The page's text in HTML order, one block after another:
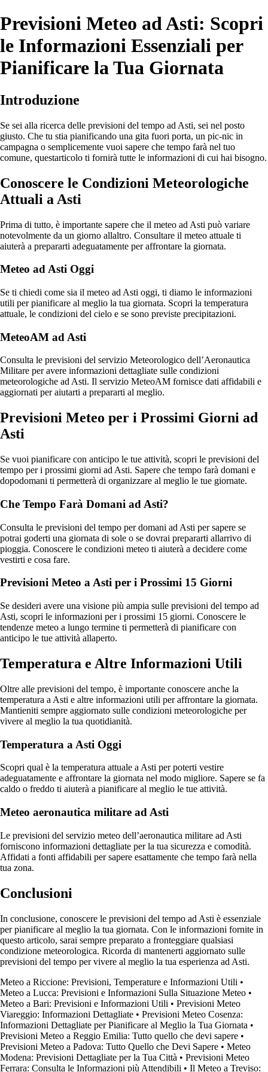
Previsioni Meteo ad Asti: Scopri
le Informazioni Essenziali per
Pianificare la Tua Giornata
Introduzione
Se sei alla ricerca delle previsioni del tempo ad Asti, sei nel posto
giusto. Che tu stia pianificando una gita fuori porta, un pic-nic in
campagna o semplicemente vuoi sapere che tempo farà nel tuo
comune, questarticolo ti fornirà tutte le informazioni di cui hai bisogno.
Conoscere le Condizioni Meteorologiche
Attuali a Asti
Prima di tutto, è importante sapere che il meteo ad Asti può variare
notevolmente da un giorno allaltro. Consultare il meteo attuale ti
aiuterà a prepararti adeguatamente per affrontare la giornata.
Meteo ad Asti Oggi
Se ti chiedi come sia il meteo ad Asti oggi, ti diamo le informazioni
utili per pianificare al meglio la tua giornata. Scopri la temperatura
attuale, le condizioni del cielo e se sono previste precipitazioni.
MeteoAM ad Asti
Consulta le previsioni del servizio Meteorologico dell’Aeronautica
Militare per avere informazioni dettagliate sulle condizioni
meteorologiche ad Asti. Il servizio MeteoAM fornisce dati affidabili e
aggiornati per aiutarti a prepararti al meglio.
Previsioni Meteo per i Prossimi Giorni ad
Asti
Se vuoi pianificare con anticipo le tue attività, scopri le previsioni del
tempo per i prossimi giorni ad Asti. Sapere che tempo farà domani e
dopodomani ti permetterà di organizzare al meglio le tue giornate.
Che Tempo Farà Domani ad Asti?
Consulta le previsioni del tempo per domani ad Asti per sapere se
potrai goderti una giornata di sole o se dovrai prepararti allarrivo di
pioggia. Conoscere le condizioni meteo ti aiuterà a decidere come
vestirti e cosa fare.
Previsioni Meteo a Asti per i Prossimi 15 Giorni
Se desideri avere una visione più ampia sulle previsioni del tempo ad
Asti, scopri le informazioni per i prossimi 15 giorni. Conoscere le
tendenze meteo a lungo termine ti permetterà di pianificare con
anticipo le tue attività allaperto.
Temperatura e Altre Informazioni Utili
Oltre alle previsioni del tempo, è importante conoscere anche la
temperatura a Asti e altre informazioni utili per affrontare la giornata.
Mantieniti sempre aggiornato sulle condizioni meteorologiche per
vivere al meglio la tua quotidianità.
Temperatura a Asti Oggi
Scopri qual è la temperatura attuale a Asti per poterti vestire
adeguatamente e affrontare la giornata nel modo migliore. Sapere se fa
caldo o freddo ti aiuterà a pianificare al meglio le tue attività.
Meteo aeronautica militare ad Asti
Le previsioni del servizio meteo dell’aeronautica militare ad Asti
forniscono informazioni dettagliate per la tua sicurezza e comodità.
Affidati a fonti affidabili per sapere esattamente che tempo farà nella
tua zona.
Conclusioni
In conclusione, conoscere le previsioni del tempo ad Asti è essenziale
per pianificare al meglio la tua giornata. Con le informazioni fornite in
questo articolo, sarai sempre preparato a fronteggiare qualsiasi
condizione meteorologica. Ricorda di mantenerti aggiornato sulle
previsioni del tempo per vivere al meglio la tua esperienza ad Asti.
Meteo a Riccione: Previsioni, Temperature e Informazioni Utili •
Meteo a Lucca: Previsioni e Informazioni Sulla Situazione Meteo •
Meteo a Bari: Previsioni e Informazioni Utili • Previsioni Meteo
Viareggio: Informazioni Dettagliate • Previsioni Meteo Cosenza:
Informazioni Dettagliate per Pianificare al Meglio la Tua Giornata •
Previsioni Meteo a Reggio Emilia: Tutto quello che devi sapere •
Previsioni Meteo a Padova: Tutto Quello che Devi Sapere • Meteo
Modena: Previsioni Dettagliate per la Tua Città • Previsioni Meteo
Ferrara: Consulta le Informazioni più Attendibili • Il Meteo a Treviso: